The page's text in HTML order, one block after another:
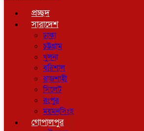
প্রচ্ছদ
সারাদেশ
ঢাকা
চট্টগ্রাম
খুলনা
বরিশাল
রাজশাহী
সিলেট
রংপুর
ময়মনসিংহ
গোপালপুর